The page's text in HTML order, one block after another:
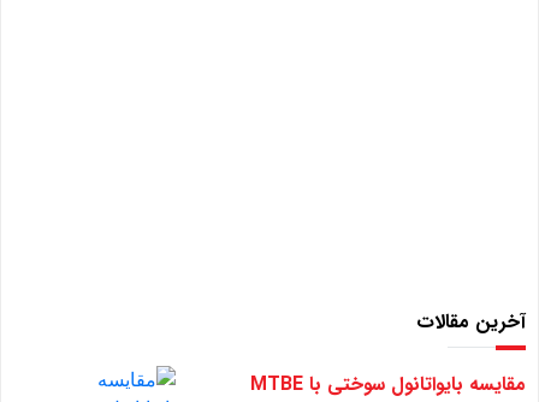
آخرین مقالات
مقایسه بایواتانول سوختی با MTBE